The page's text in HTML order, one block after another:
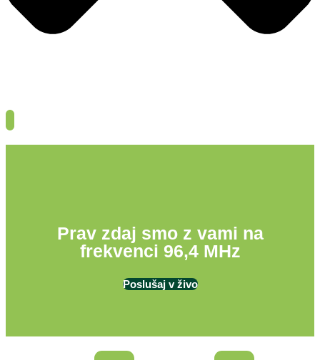
Prav zdaj smo z vami na
frekvenci 96,4 MHz
Poslušaj v živo